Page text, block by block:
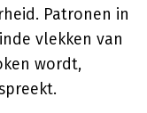
Patronen in
vlekken van
wordt,